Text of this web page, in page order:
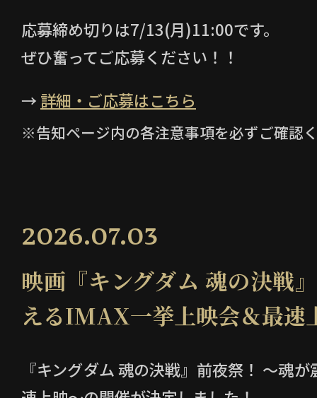
ら、当選をお知らせするダイレクトメ
だきます。ダイレクトメッセージを受
します。
・賞品をお受け取りいただくに当たって
イレクトメッセージ内の当選者情報入
スし、メールアドレス、氏名、電話番
な情報を登録していただけない場合等
・当社の判断で応募に関して不正があっ
当選を無効とさせていただきます。
・当選の権利はご当選者ご本人限りのも
応募締め切りは7/13(月)11:00です。
ぜひ奮ってご応募ください！！
→ 詳細・ご応募はこちら
※告知ページ内の各注意事項を必ずご確認
2026.07.03
映画『キングダム 魂の決戦
えるIMAX一挙上映会＆最速
『キングダム 魂の決戦』前夜祭！ ～魂